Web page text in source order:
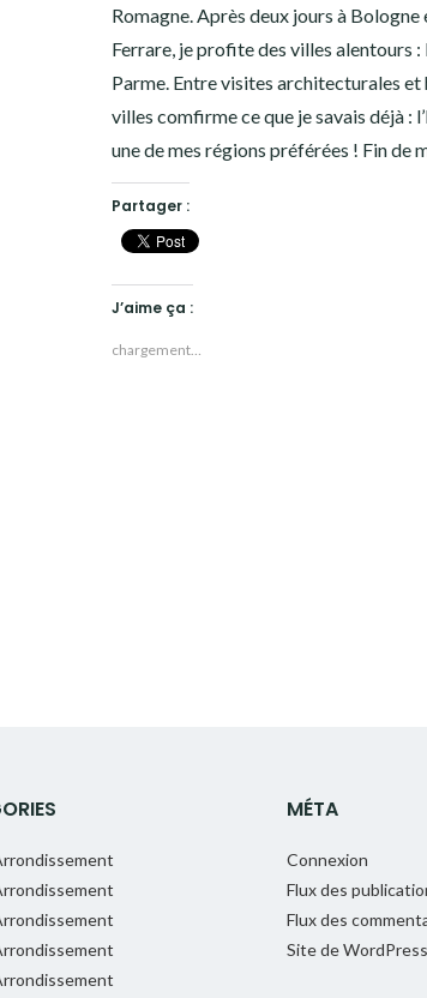
Romagne. Après deux jours à Bologne
Ferrare, je profite des villes alentours :
Parme. Entre visites architecturales
villes comfirme ce que je savais déjà :
une de mes régions préférées ! Fin de
Partager :
J’aime ça :
chargement…
MÉTA
Connexion
Flux des
Flux des
Site de